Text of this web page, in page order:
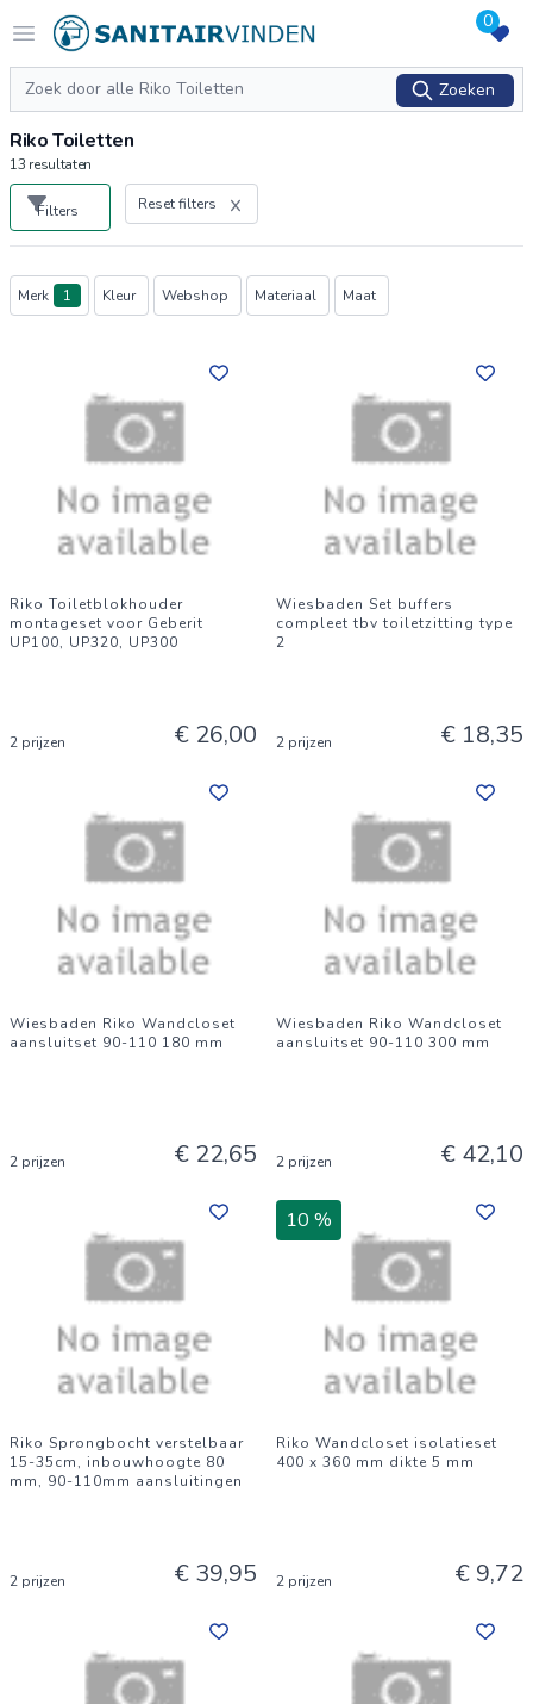
Open menu
Logo sanitairvinden.nl 0
Zoeken
Zoeken
Riko Toiletten
13 resultaten
Filters Reset filters
Producten
Merk 1 Kleur Webshop Materiaal Maat
Riko Toiletblokhouder
montageset voor Geberit
UP100, UP320, UP300
2 prijzen € 26,00
Wiesbaden Set buffers
compleet tbv toiletzitting type
2
2 prijzen € 18,35
Wiesbaden Riko Wandcloset
aansluitset 90-110 180 mm
2 prijzen € 22,65
Wiesbaden Riko Wandcloset
aansluitset 90-110 300 mm
2 prijzen € 42,10
Riko Sprongbocht verstelbaar
15-35cm, inbouwhoogte 80
mm, 90-110mm aansluitingen
2 prijzen € 39,95
10 %
Riko Wandcloset isolatieset
400 x 360 mm dikte 5 mm
2 prijzen € 9,72